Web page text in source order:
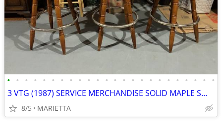
• • • • • • • • • • • • • • • • • • • • • • • •
3 VTG (1987) SERVICE MERCHANDISE SOLID MAPLE SWIVEL BAR STOOLS
8/5 MARIETTA